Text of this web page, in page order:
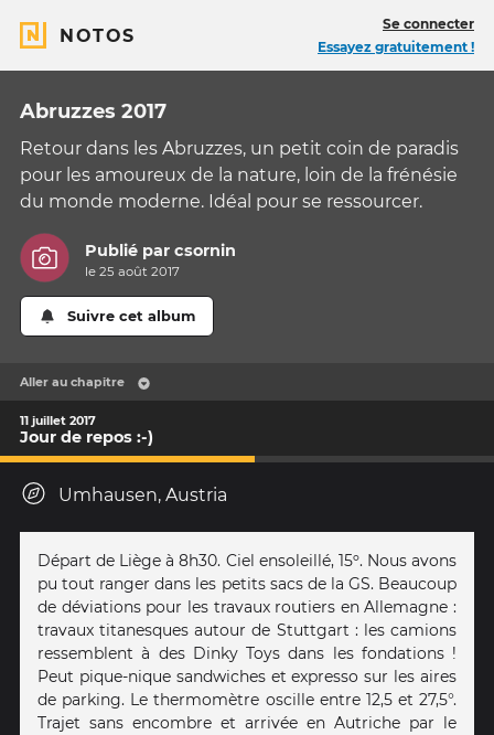
NOTOS
Se connecter
Essayez gratuitement !
Abruzzes 2017
Retour dans les Abruzzes, un petit coin de paradis
pour les amoureux de la nature, loin de la frénésie
du monde moderne. Idéal pour se ressourcer.
Publié parcsornin
le 25 août 2017
Suivre cet album
Aller au chapitre
11 juillet 2017
Jour de repos :-)
Umhausen, Austria
Départ de Liège à 8h30. Ciel ensoleillé, 15º. Nous avons
pu tout ranger dans les petits sacs de la GS. Beaucoup
de déviations pour les travaux routiers en Allemagne :
travaux titanesques autour de Stuttgart : les camions
ressemblent à des Dinky Toys dans les fondations !
Peut pique-nique sandwiches et expresso sur les aires
de parking. Le thermomètre oscille entre 12,5 et 27,5°.
Trajet sans encombre et arrivée en Autriche par le